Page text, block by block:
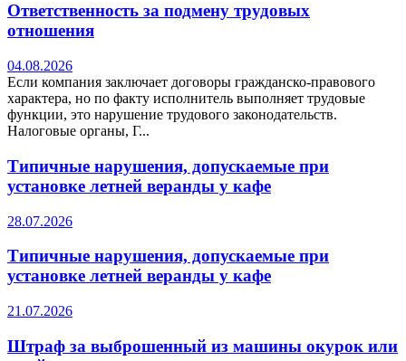
Ответственность за подмену трудовых
отношения
04.08.2026
Если компания заключает договоры гражданско-правового
характера, но по факту исполнитель выполняет трудовые
функции, это нарушение трудового законодательств.
Налоговые органы, Г...
Типичные нарушения, допускаемые при
установке летней веранды у кафе
28.07.2026
Типичные нарушения, допускаемые при
установке летней веранды у кафе
21.07.2026
Штраф за выброшенный из машины окурок или